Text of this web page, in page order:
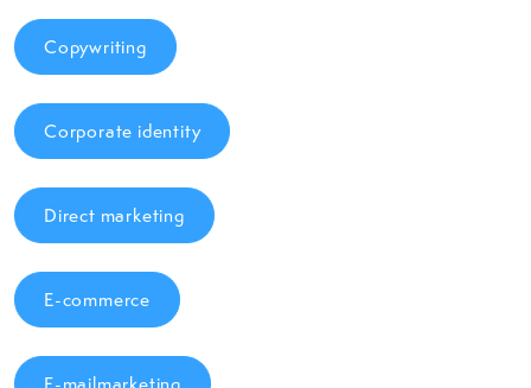
Copywriting
Corporate identity
Direct marketing
E-commerce